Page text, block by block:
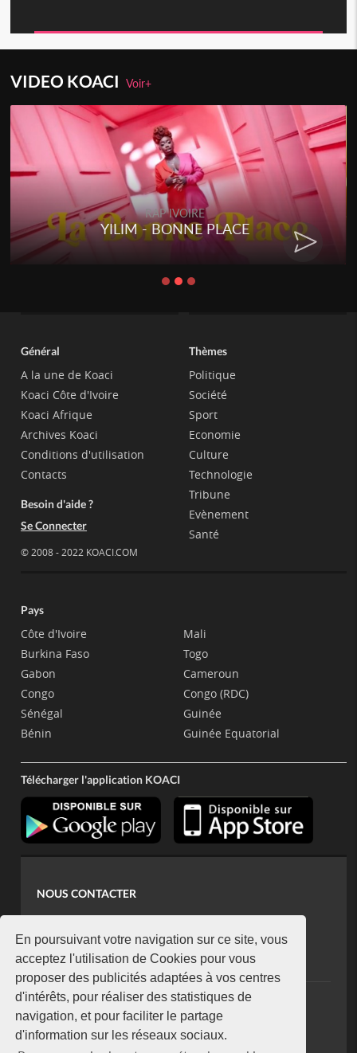
En poursuivant votre navigation sur ce site, vous
acceptez l'utilisation de Cookies pour vous
proposer des publicités adaptées à vos centres
d'intérêts, pour réaliser des statistiques de
navigation, et pour faciliter le partage
d'information sur les réseaux sociaux.
VIDEO KOACIVoir+
RAP IVOIRE
YILIM - BONNE PLACE
Général
A la une de Koaci
Koaci Côte d'Ivoire
Koaci Afrique
Archives Koaci
Conditions d'utilisation
Contacts
Besoin d'aide ?
Se Connecter
© 2008 - 2022 KOACI.COM
Thèmes
Politique
Société
Sport
Economie
Culture
Technologie
Tribune
Evènement
Santé
Pays
Côte d'Ivoire
Burkina Faso
Gabon
Congo
Sénégal
Bénin
Mali
Togo
Cameroun
Congo (RDC)
Guinée
Guinée Equatorial
Télécharger l'application KOACI
NOUS CONTACTER
koaci@yahoo.fr
+225 07 08 85 52 93
NEWSLETTER
Restez connecté via notre newsletter